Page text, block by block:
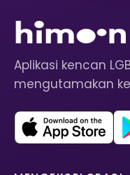
Aplikasi kencan
mengutamakan